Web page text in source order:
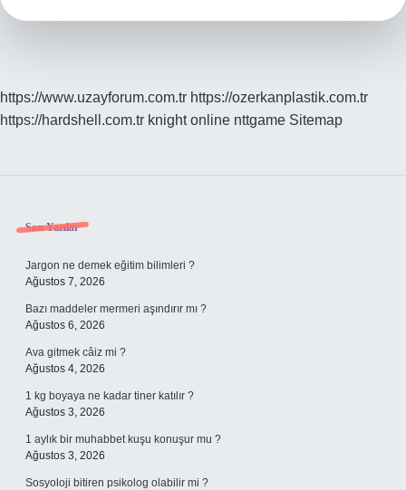
https://www.uzayforum.com.tr https://ozerkanplastik.com.tr
https://hardshell.com.tr knight online nttgame Sitemap
Sidebar
Son Yazılar
Jargon ne demek eğitim bilimleri ?
Ağustos 7, 2026
Bazı maddeler mermeri aşındırır mı ?
Ağustos 6, 2026
Ava gitmek câiz mi ?
Ağustos 4, 2026
1 kg boyaya ne kadar tiner katılır ?
Ağustos 3, 2026
1 aylık bir muhabbet kuşu konuşur mu ?
Ağustos 3, 2026
Sosyoloji bitiren psikolog olabilir mi ?